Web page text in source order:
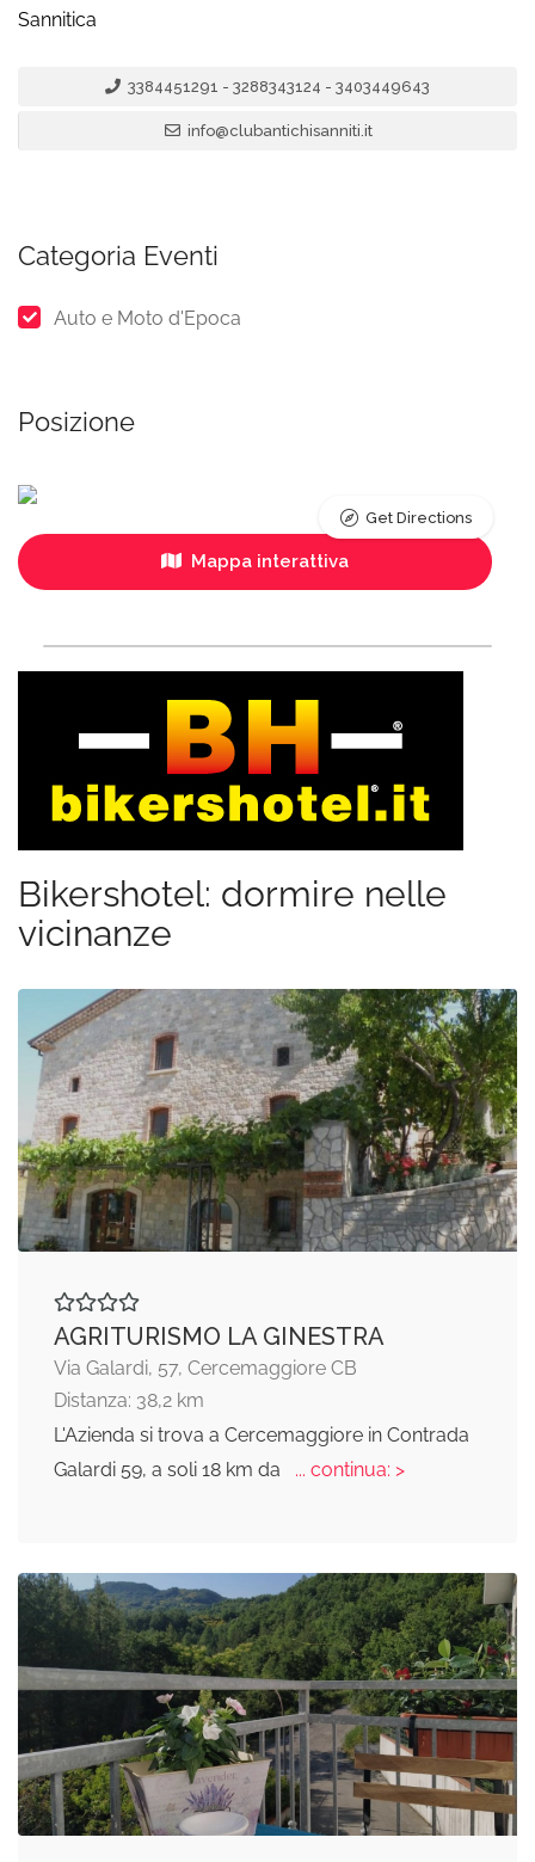
Sannitica
3384451291 - 3288343124 - 3403449643
info@clubantichisanniti.it
Categoria Eventi
Auto e Moto d'Epoca
Posizione
Mappa interattiva
Get Directions
Bikershotel: dormire nelle
vicinanze
AGRITURISMO LA GINESTRA
Via Galardi, 57, Cercemaggiore CB
Distanza: 38,2 km
L'Azienda si trova a Cercemaggiore in Contrada
Galardi 59, a soli 18 km da
... continua: >